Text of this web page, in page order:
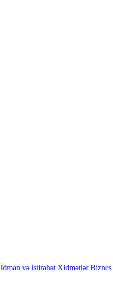
İdman və istirahət Xidmətlər Biznes